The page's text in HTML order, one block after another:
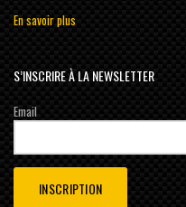
En savoir plus
S’INSCRIRE À LA NEWSLETTER
Email